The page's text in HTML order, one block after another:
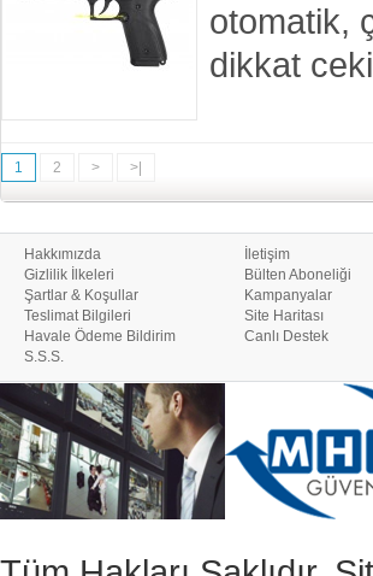
otomatik,
dikkat
1 2 > >|
Hakkımızda
Gizlilik İlkeleri
Şartlar & Koşullar
Teslimat Bilgileri
Havale Ödeme Bildirim
S.S.S.
İletişim
Bülten Aboneliği
Kampanyalar
Site Haritası
Canlı Destek